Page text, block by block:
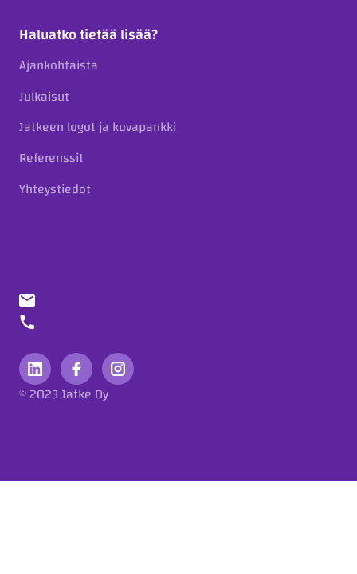
Haluatko tietää lisää?
Ajankohtaista
Julkaisut
Jatkeen logot ja kuvapankki
Referenssit
Yhteystiedot
© 2023 Jatke Oy